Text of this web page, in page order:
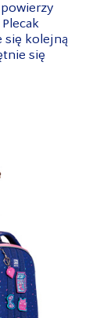
się kolejną
się